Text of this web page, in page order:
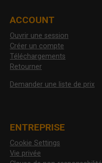
ACCOUNT
Ouvrir une session
Créer un compte
Téléchargements
Retourner
Demander une liste de prix
ENTREPRISE
Cookie Settings
Vie privée